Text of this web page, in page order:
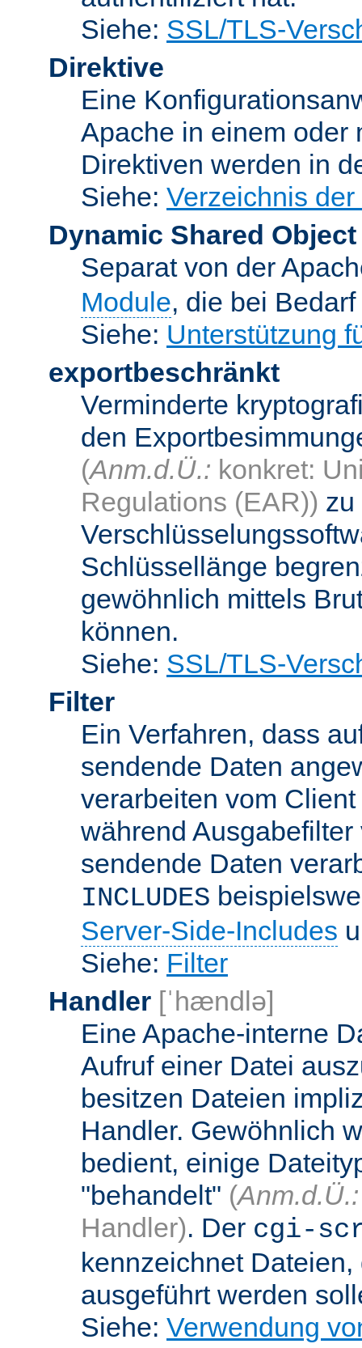
Siehe: SSL/TLS-
Direktive
Eine
Apache in einem oder
Direktiven werden in
Siehe: Verzeichnis
Dynamic Shared Object
Separat von der
Module, die bei
Siehe: Unterstützung
exportbeschränkt
Verminderte
den
(Anm.d.Ü.: konkret:
Regulations (EAR)) zu
Schlüssellänge
gewöhnlich mittels
können.
Siehe: SSL/TLS-
Filter
Ein Verfahren, dass
sendende Daten
verarbeiten vom
während
sendende Daten
INCLUDES
Server-Side-Includes
Siehe: Filter
Handler [ˈhændlə]
Eine Apache-interne
Aufruf einer Datei
besitzen Dateien
Handler. Gewöhnlich
bedient, einige
"behandelt" (Anm.d.Ü.:
Handler). Der cgi-
kennzeichnet
ausgeführt werden
Siehe: Verwendung